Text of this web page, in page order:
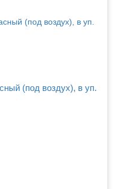
(под воздух), в уп.